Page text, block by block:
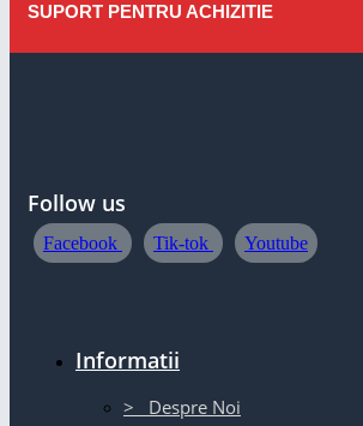
SUPORT PENTRU ACHIZITIE
Follow us
Facebook Tik-tok Youtube
Informatii
> Despre Noi